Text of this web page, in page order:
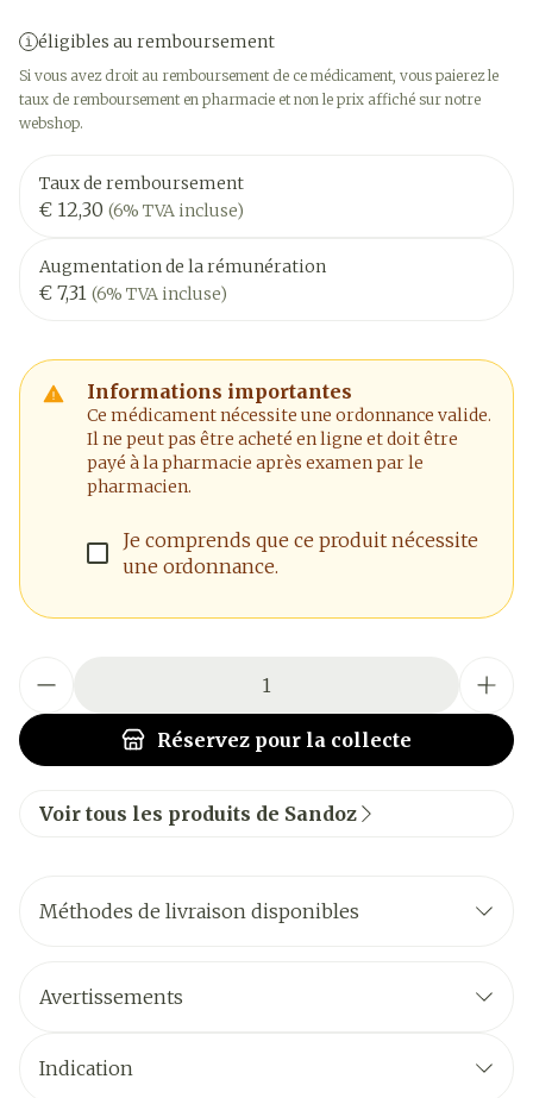
éligibles au remboursement
Si vous avez droit au remboursement de ce médicament, vous paierez le
taux de remboursement en pharmacie et non le prix affiché sur notre
webshop.
Taux de remboursement
€ 12,30 (6% TVA incluse)
Augmentation de la rémunération
€ 7,31 (6% TVA incluse)
Informations importantes
Ce médicament nécessite une ordonnance valide.
Il ne peut pas être acheté en ligne et doit être
payé à la pharmacie après examen par le
pharmacien.
Je comprends que ce produit nécessite
une ordonnance.
Réservez pour la collecte
Voir tous les produits de Sandoz
Méthodes de livraison disponibles
Avertissements
Indication